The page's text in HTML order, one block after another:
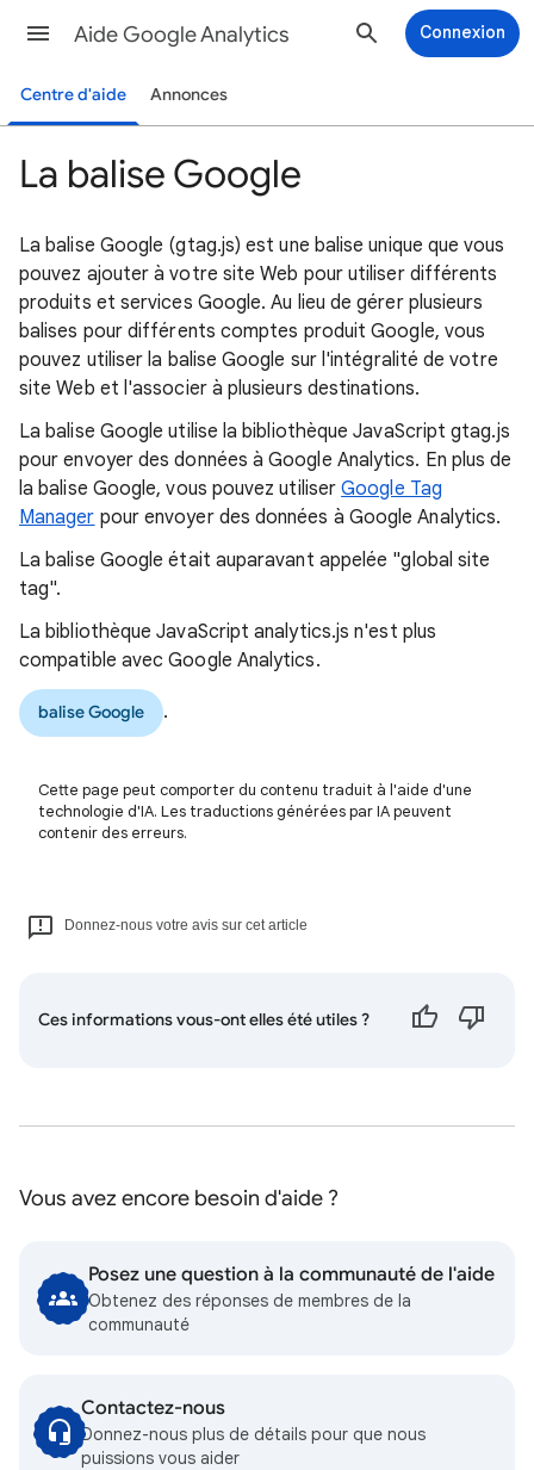
Aide Google Analytics Connexion
Centre d'aide Annonces
La balise Google
La balise Google (gtag.js) est une balise unique que vous
pouvez ajouter à votre site Web pour utiliser différents
produits et services Google. Au lieu de gérer plusieurs
balises pour différents comptes produit Google, vous
pouvez utiliser la balise Google sur l'intégralité de votre
site Web et l'associer à plusieurs destinations.
La balise Google utilise la bibliothèque JavaScript gtag.js
pour envoyer des données à Google Analytics. En plus de
la balise Google, vous pouvez utiliserGoogle Tag
Manager pour envoyer des données à Google Analytics.
La balise Google était auparavant appelée "global site
tag".
La bibliothèque JavaScript analytics.js n'est plus
compatible avec Google Analytics.
balise Google .
Cette page peut comporter du contenu traduit à l'aide d'une
technologie d'IA. Les traductions générées par IA peuvent
contenir des erreurs.
Donnez-nous votre avis sur cet article
Ces informations vous-ont elles été utiles ?
Vous avez encore besoin d'aide ?
Posez une question à la communauté de l'aide
Obtenez des réponses de membres de la
communauté
Contactez-nous
Donnez-nous plus de détails pour que nous
puissions vous aider